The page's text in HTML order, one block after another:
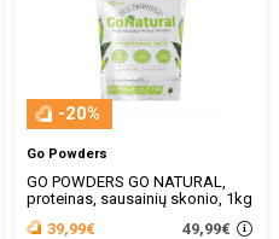
-20%
Go Powders
GO POWDERS GO NATURAL,
proteinas, sausainių skonio, 1kg
39,99€
49,99€